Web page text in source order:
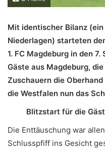
Mit identischer Bilanz
Niederlagen) starteten
1. FC Magdeburg in den
Gäste aus Magdeburg,
Zuschauern die
die Westfalen nun das
Blitzstart für die
Die Enttäuschung war
Schlusspfiff ins Gesicht